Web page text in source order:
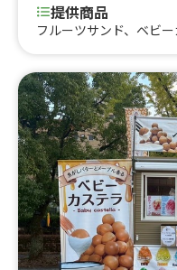
提供商品
フルーツサンド、ベビ